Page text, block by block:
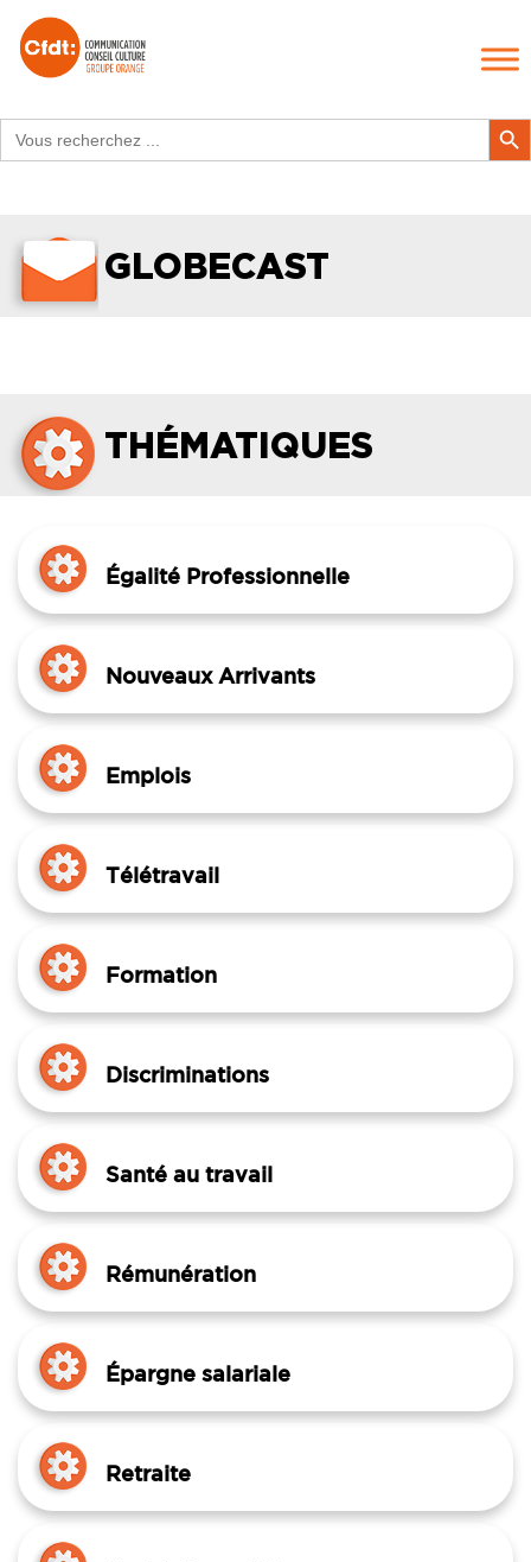
for:
Search
GLOBECAST
THÉMATIQUES
Égalité Professionnelle
Nouveaux Arrivants
Emplois
Télétravail
Formation
Discriminations
Santé au travail
Rémunération
Épargne salariale
Retraite